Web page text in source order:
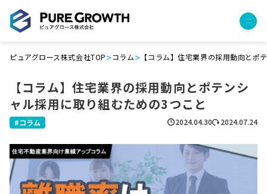
経営コンサルティング
PGハウス（住宅フランチャイズ）
成功報酬型コストダウン
成長ビルダー視察会・勉強会
土地・顧客管理システム
ピュアグロース株式会社TOP>コラム> 【コラム】住宅業界の採用動向と
【コラム】住宅業界の採用動向とポテンシ
ャル採用に取り組むための3つこと
2024.04.30 2024.07.24
コラム